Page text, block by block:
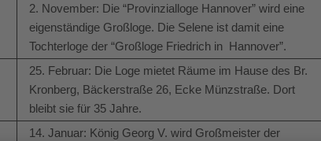
2. November: Die “Provinzialloge Hannover” wird eine
eigenständige Großloge. Die Selene ist damit eine
Tochterloge der “Großloge Friedrich in Hannover”.
25. Februar: Die Loge mietet Räume im Hause des Br.
Kronberg, Bäckerstraße 26, Ecke Münzstraße. Dort
bleibt sie für 35 Jahre.
14. Januar: König Georg V. wird Großmeister der